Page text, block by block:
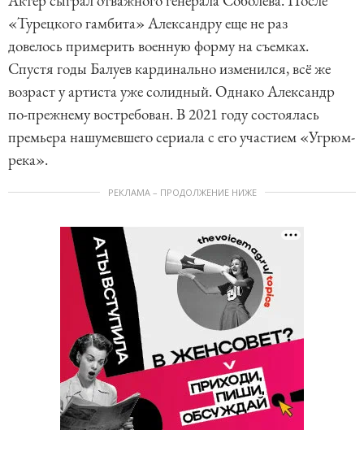
«Турецкого гамбита» Александру еще не раз
довелось примерить военную форму на съемках.
Спустя годы Балуев кардинально изменился, всё же
возраст у артиста уже солидный. Однако Александр
по-прежнему востребован. В 2021 году состоялась
премьера нашумевшего сериала с его участием «Угрюм-
река».
РЕКЛАМА – ПРОДОЛЖЕНИЕ НИЖЕ